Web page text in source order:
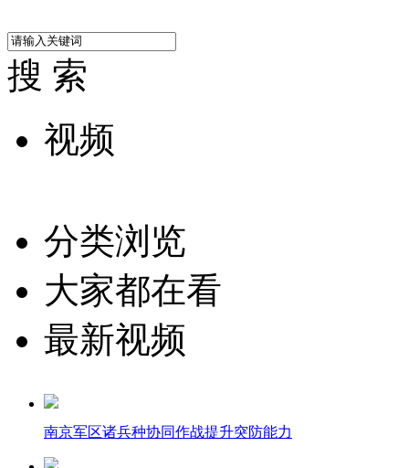
搜 索
视频
分类浏览
大家都在看
最新视频
南京军区诸兵种协同作战提升突防能力